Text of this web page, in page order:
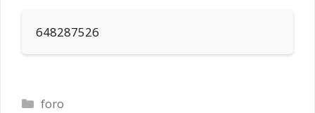
648287526
Categorías
foro